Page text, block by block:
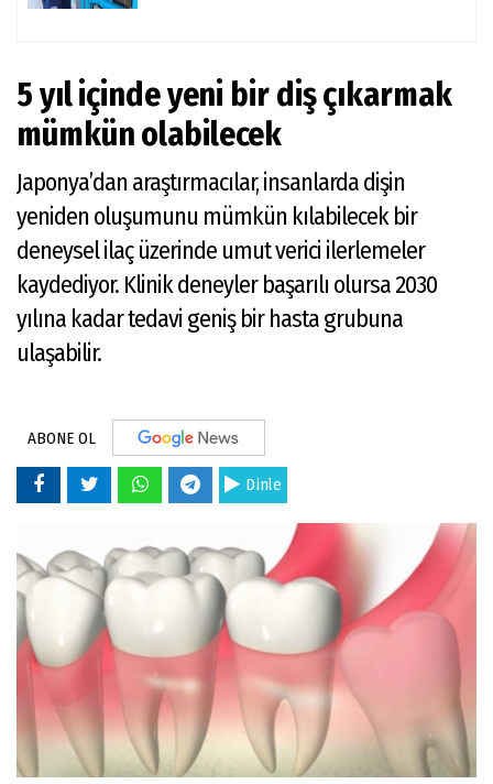
5 yıl içinde yeni bir diş çıkarmak
mümkün olabilecek
Japonya’dan araştırmacılar, insanlarda dişin
yeniden oluşumunu mümkün kılabilecek bir
deneysel ilaç üzerinde umut verici ilerlemeler
kaydediyor. Klinik deneyler başarılı olursa 2030
yılına kadar tedavi geniş bir hasta grubuna
ulaşabilir.
ABONE OL
Dinle